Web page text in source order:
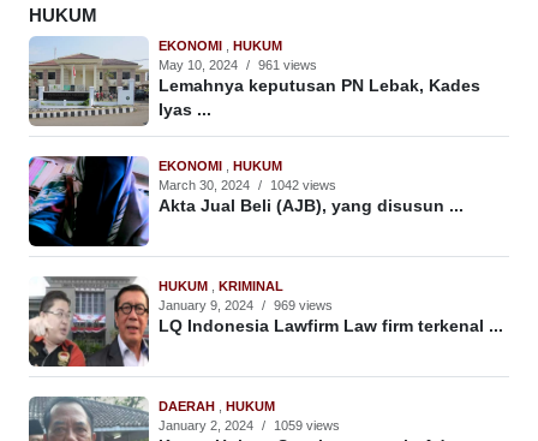
HUKUM
EKONOMI , HUKUM
May 10, 2024 / 961 views
Lemahnya keputusan PN Lebak, Kades
Iyas ...
EKONOMI , HUKUM
March 30, 2024 / 1042 views
Akta Jual Beli (AJB), yang disusun ...
HUKUM , KRIMINAL
January 9, 2024 / 969 views
LQ Indonesia Lawfirm Law firm terkenal ...
DAERAH , HUKUM
January 2, 2024 / 1059 views